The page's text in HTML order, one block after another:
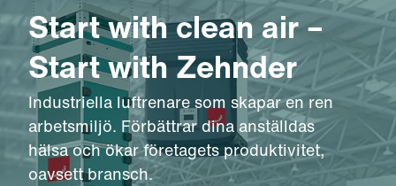
Start with clean air –
Start with Zehnder
Industriella luftrenare som skapar en ren
arbetsmiljö. Förbättrar dina anställdas
hälsa och ökar företagets produktivitet,
oavsett bransch.